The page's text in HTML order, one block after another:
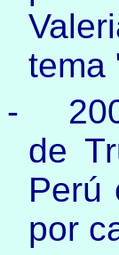
tema
-
de
Perú
por